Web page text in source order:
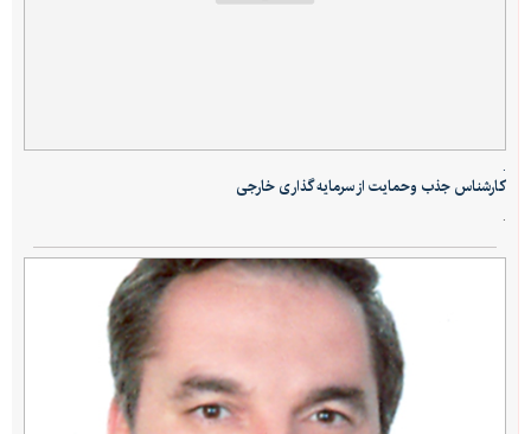
.
کارشناس جذب وحمایت از سرمایه گذاری خارجی
.